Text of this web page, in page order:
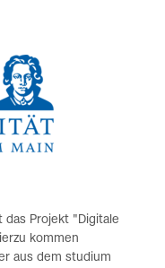
das Projekt "Digitale
kommen
aus dem studium